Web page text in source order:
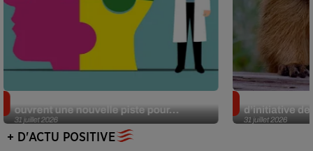
31 juillet 2026
ouvrent une nouvelle piste pour...
31 juillet 2026
d’initiative
+ D'ACTU POSITIVE